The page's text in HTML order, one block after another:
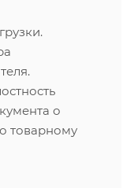
о
товарному